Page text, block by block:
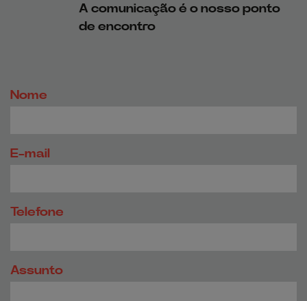
A comunicação é o nosso ponto
de encontro
Nome
E-mail
Telefone
Assunto